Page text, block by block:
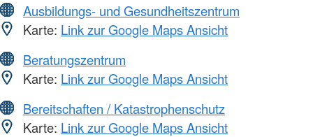
Ausbildungs- und Gesundheitszentrum
Karte: Link zur Google Maps Ansicht
Beratungszentrum
Karte: Link zur Google Maps Ansicht
Bereitschaften / Katastrophenschutz
Karte: Link zur Google Maps Ansicht